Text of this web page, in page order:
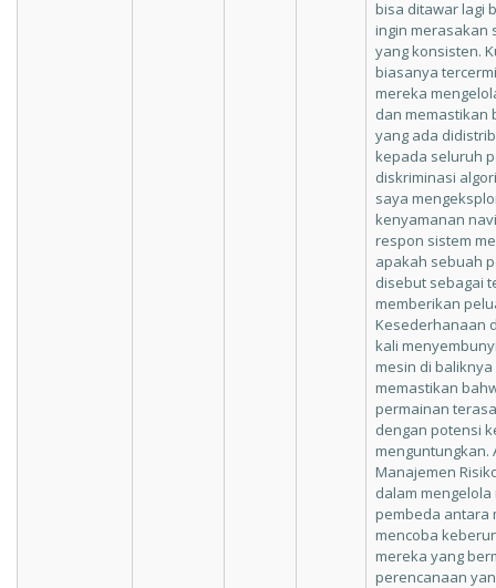
bisa ditawar lagi
ingin merasakan
yang konsisten.
biasanya
mereka
dan memastikan
yang ada
kepada seluruh
diskriminasi
saya
kenyamanan
respon sistem
apakah sebuah
disebut sebagai
memberikan
Kesederhanaan
kali
mesin di
memastikan
permainan
dengan potensi
menguntungkan.
Manajemen
dalam
pembeda antara
mencoba
mereka yang
perencanaan